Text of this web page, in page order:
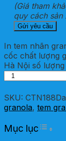
(Giá tham
quy cách sản
In tem nhãn
cốc chất lượng
Hà Nội số lượng
SKU: CTN188
granola, tem
Mục lục Toggle